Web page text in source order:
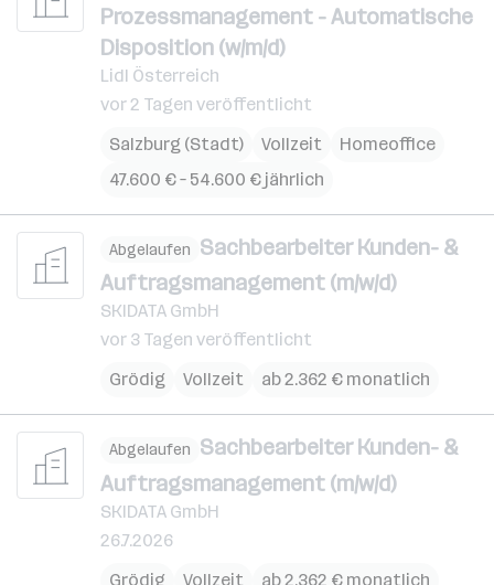
Prozessmanagement - Automatische
Disposition (w/m/d)
Lidl Österreich
vor 2 Tagen veröffentlicht
Salzburg (Stadt)
Vollzeit
Homeoffice
47.600 € – 54.600 € jährlich
Abgelaufen Sachbearbeiter Kunden- &
Auftragsmanagement (m/w/d)
SKIDATA GmbH
vor 3 Tagen veröffentlicht
Grödig
Vollzeit ab 2.362 € monatlich
Abgelaufen Sachbearbeiter Kunden- &
Auftragsmanagement (m/w/d)
SKIDATA GmbH
26.7.2026
Grödig
Vollzeit ab 2.362 € monatlich